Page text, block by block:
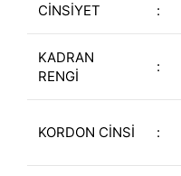
CİNSİYET :
KADRAN
RENGİ
:
KORDON CİNSİ :